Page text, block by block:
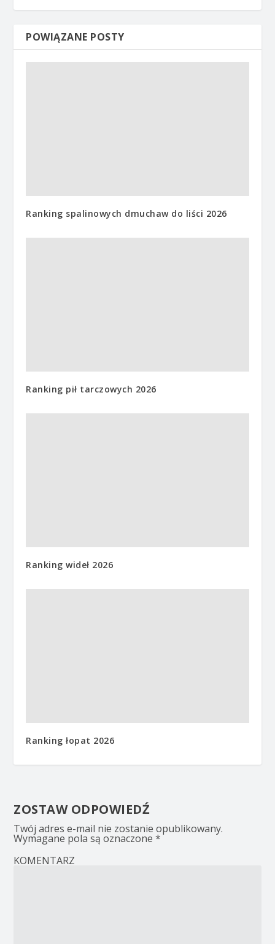
POWIĄZANE POSTY
Ranking spalinowych dmuchaw do liści 2026
Ranking pił tarczowych 2026
Ranking wideł 2026
Ranking łopat 2026
ZOSTAW ODPOWIEDŹ
Twój adres e-mail nie zostanie opublikowany.
Wymagane pola są oznaczone*
KOMENTARZ